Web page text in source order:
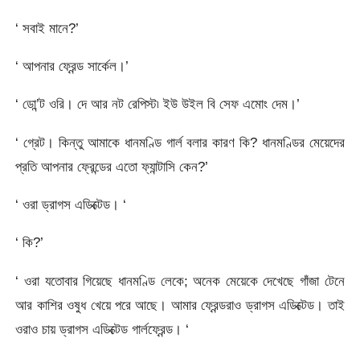
‘ সবাই মানে?’
‘ আপনার ফ্রেন্ড সার্কেল।’
‘ ডো’ন্ট ওরি। দে আর নট রেপিস্ট৷ ইউ উইল বি সেফ এমোং দেম।’
‘ গ্রেট। কিন্তু আমাকে ধানমণ্ডি গার্ল বলার কারণ কি? ধানমণ্ডির মেয়েদের
প্রতি আপনার ফ্রেন্ডের এতো ফ্যান্টাসি কেন?’
‘ ওরা ড্রাগস এডিক্টেড। ‘
‘ কি?’
‘ ওরা যতোবার গিয়েছে ধানমণ্ডি লেকে; অনেক মেয়েকে দেখেছে গাঁজা টেনে
আর কাশির ওষুধ খেয়ে পরে আছে। আমার ফ্রেন্ডরাও ড্রাগস এডিক্টেড। তাই
ওরাও চায় ড্রাগস এডিক্টেড গার্লফ্রেন্ড। ‘